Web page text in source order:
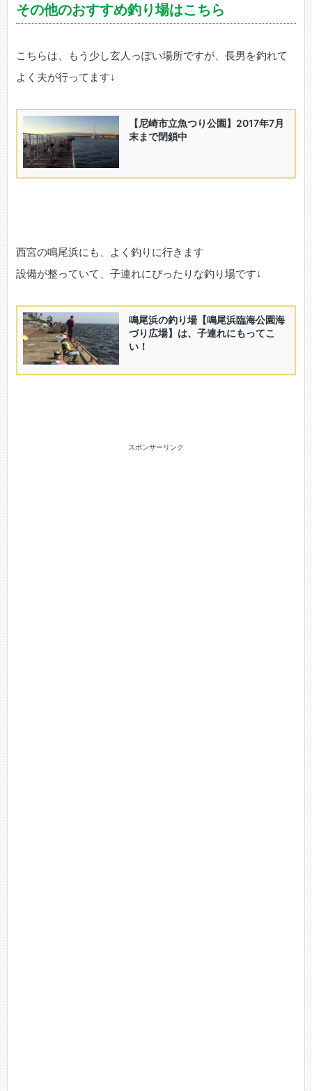
その他のおすすめ釣り場はこちら
こちらは、もう少し玄人っぽい場所ですが、長男を釣れて
よく夫が行ってます↓
西宮の鳴尾浜にも、よく釣りに行きます
設備が整っていて、子連れにぴったりな釣り場です↓
スポンサーリンク